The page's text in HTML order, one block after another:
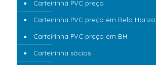
Carteirinha PVC preço
Carteirinha PVC preço em Belo
Carteirinha PVC preço em BH
Carteirinha sócios